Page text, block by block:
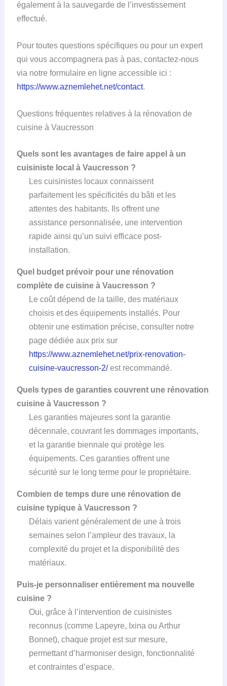
également à la sauvegarde de l’investissement
effectué.
Pour toutes questions spécifiques ou pour un expert
qui vous accompagnera pas à pas, contactez-nous
via notre formulaire en ligne accessible ici :
https://www.aznemlehet.net/contact.
Questions fréquentes relatives à la rénovation de
cuisine à Vaucresson
Quels sont les avantages de faire appel à un
cuisiniste local à Vaucresson ?
Les cuisinistes locaux connaissent
parfaitement les spécificités du bâti et les
attentes des habitants. Ils offrent une
assistance personnalisée, une intervention
rapide ainsi qu’un suivi efficace post-
installation.
Quel budget prévoir pour une rénovation
complète de cuisine à Vaucresson ?
Le coût dépend de la taille, des matériaux
choisis et des équipements installés. Pour
obtenir une estimation précise, consulter notre
page dédiée aux prix sur
https://www.aznemlehet.net/prix-renovation-
cuisine-vaucresson-2/est recommandé.
Quels types de garanties couvrent une rénovation
cuisine à Vaucresson ?
Les garanties majeures sont la garantie
décennale, couvrant les dommages importants,
et la garantie biennale qui protège les
équipements. Ces garanties offrent une
sécurité sur le long terme pour le propriétaire.
Combien de temps dure une rénovation de
cuisine typique à Vaucresson ?
Délais varient généralement de une à trois
semaines selon l’ampleur des travaux, la
complexité du projet et la disponibilité des
matériaux.
Puis-je personnaliser entièrement ma nouvelle
cuisine ?
Oui, grâce à l’intervention de cuisinistes
reconnus (comme Lapeyre, Ixina ou Arthur
Bonnet), chaque projet est sur mesure,
permettant d’harmoniser design, fonctionnalité
et contraintes d’espace.